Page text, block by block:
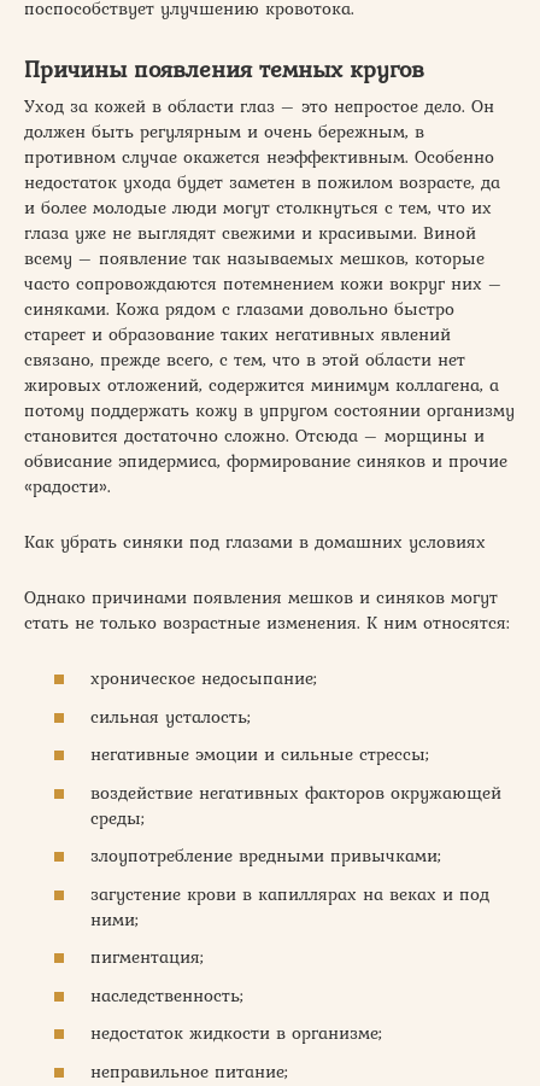
поспособствует улучшению кровотока.
Причины появления темных кругов
Уход за кожей в области глаз – это непростое дело. Он
должен быть регулярным и очень бережным, в
противном случае окажется неэффективным. Особенно
недостаток ухода будет заметен в пожилом возрасте, да
и более молодые люди могут столкнуться с тем, что их
глаза уже не выглядят свежими и красивыми. Виной
всему – появление так называемых мешков, которые
часто сопровождаются потемнением кожи вокруг них –
синяками. Кожа рядом с глазами довольно быстро
стареет и образование таких негативных явлений
связано, прежде всего, с тем, что в этой области нет
жировых отложений, содержится минимум коллагена, а
потому поддержать кожу в упругом состоянии организму
становится достаточно сложно. Отсюда – морщины и
обвисание эпидермиса, формирование синяков и прочие
«радости».
Как убрать синяки под глазами в домашних условиях
Однако причинами появления мешков и синяков могут
стать не только возрастные изменения. К ним относятся:
хроническое недосыпание;
сильная усталость;
негативные эмоции и сильные стрессы;
воздействие негативных факторов окружающей
среды;
злоупотребление вредными привычками;
загустение крови в капиллярах на веках и под
ними;
пигментация;
наследственность;
недостаток жидкости в организме;
неправильное питание;